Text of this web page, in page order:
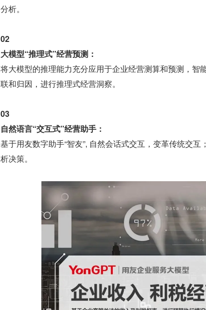
分析。
02
大模型“推理式”经营预测：
将大模型的推理能力充分应用于企业经营测算和预测，智
联和归因，进行推理式经营洞察。
03
自然语言“交互式”经营助手：
基于用友数字助手“智友”, 自然会话式交互，变革传统交
析决策。